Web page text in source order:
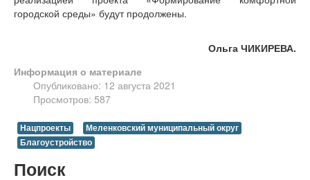
городской среды» будут продолжены.
Ольга ЧИКИРЕВА.
Информация о материале
Опубликовано: 12 августа 2021
Просмотров: 587
Нацпроекты
Меленковский муниципальный округ
Благоустройство
Поиск